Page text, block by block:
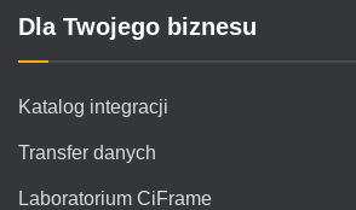
Dla Twojego biznesu
Katalog integracji
Transfer danych
Laboratorium CiFrame